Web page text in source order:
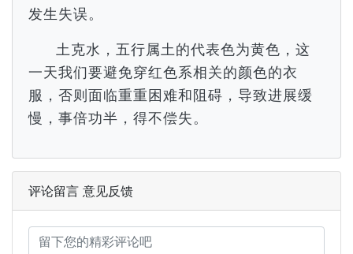
发生失误。
土克水，五行属土的代表色为黄色，这
一天我们要避免穿红色系相关的颜色的衣
服，否则面临重重困难和阻碍，导致进展缓
慢，事倍功半，得不偿失。
评论留言 意见反馈